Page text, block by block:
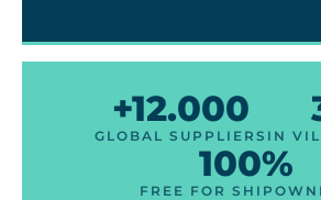
+12.000
GLOBAL SUPPLIERS IN
100%
FREE FOR